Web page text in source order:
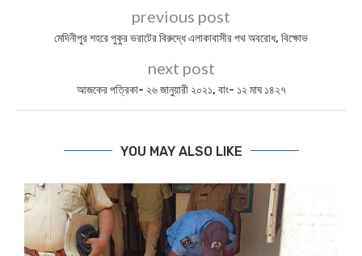
previous post
মেদিনীপুর শহরে পুকুর ভরাটের বিরুদ্ধে এলাকাবাসীর পথ অবরোধ, বিক্ষোভ
next post
আজকের পত্রিকা- ২৬ জানুয়ারী ২০২১, বাং- ১২ মাঘ ১৪২৭
YOU MAY ALSO LIKE